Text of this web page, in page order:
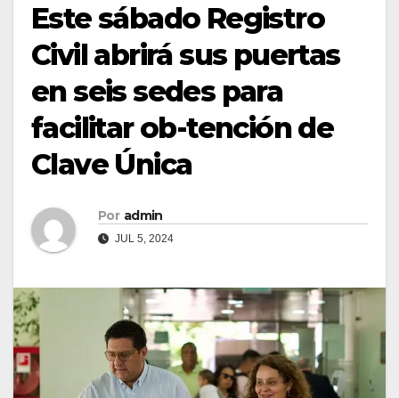
Este sábado Registro
Civil abrirá sus puertas
en seis sedes para
facilitar ob-tención de
Clave Única
Por admin
JUL 5, 2024